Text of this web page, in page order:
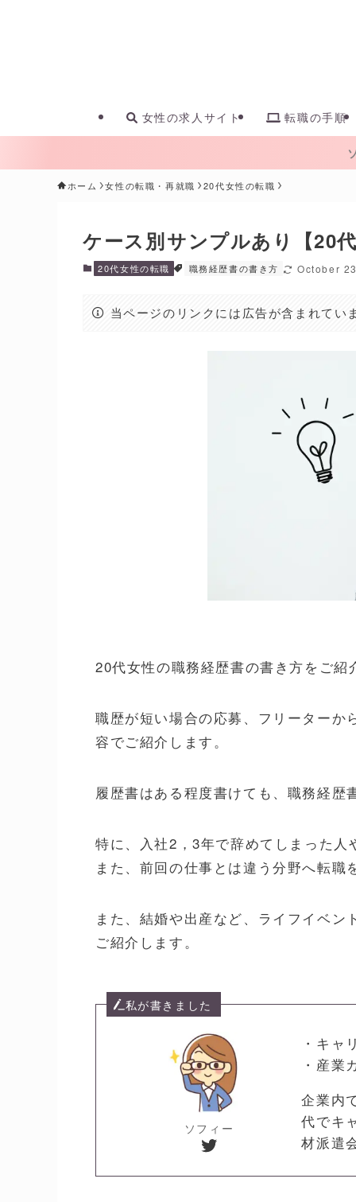
女性の求人サイト 転職の手順
ホーム 女性の転職・再就職 20代女性の転職
ケース別サンプルあり【20
20代女性の転職 職務経歴書の書き方 October
当ページのリンクには広告が含まれてい
20代女性の職務経歴書の書き方をご紹
職歴が短い場合の応募、フリーター
容でご紹介します。
履歴書はある程度書けても、職務経
特に、入社2，3年で辞めてしまった
また、前回の仕事とは違う分野へ転職
また、結婚や出産など、ライフイベ
ご紹介します。
私が書きました
ソフィー
Twitter
・キャ
・産業
企業内
代でキ
材派遣